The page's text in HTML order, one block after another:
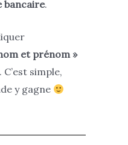
bancaire.
et prénom »
simple,
y gagne